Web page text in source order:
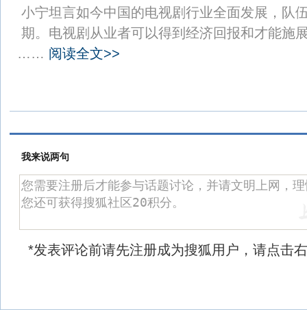
小宁坦言如今中国的电视剧行业全面发展，队
期。电视剧从业者可以得到经济回报和才能施
…… 阅读全文>>
我来说两句
*发表评论前请先注册成为搜狐用户，请点击